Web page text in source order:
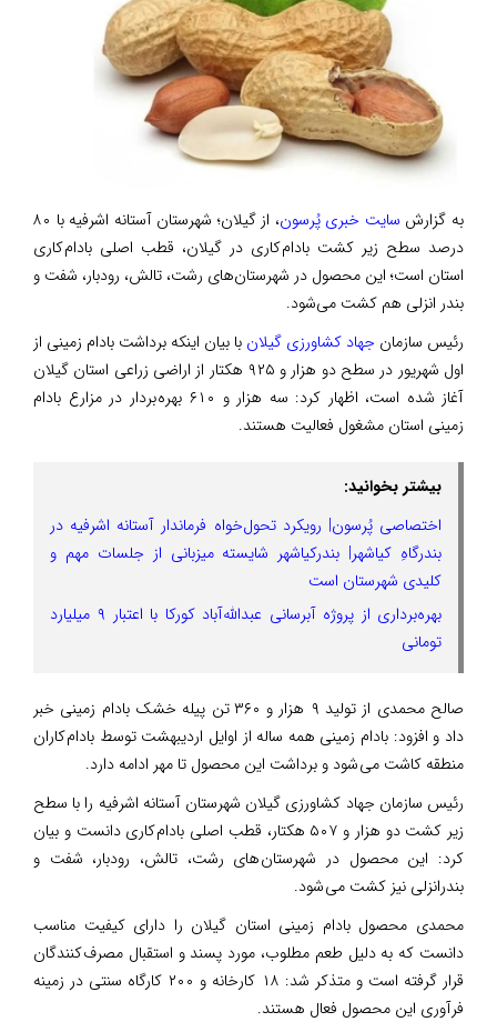
به گزارش سایت خبری پُرسون
، از گیلان؛ شهرستان آستانه اشرفیه با ۸۰
درصد سطح زیر کشت بادام کاری در گیلان، قطب اصلی بادام کاری
استان است؛ این محصول در شهرستان‌های رشت، تالش، رودبار، شفت و
بندر انزلی هم کشت می‌شود.
رئیس سازمان جهاد کشاورزی گیلان با بیان اینکه برداشت بادام زمینی از
اول شهریور در سطح دو هزار و ۹۲۵ هکتار از اراضی زراعی استان گیلان
آغاز شده است، اظهار کرد: سه هزار و ۶۱۰ بهره بردار در مزارع بادام
زمینی استان مشغول فعالیت هستند.
بیشتر بخوانید:
اختصاصی پُرسون| رویکرد تحول‌خواه فرماندار آستانه اشرفیه در
بندرگاهِ کیاشهر| بندرکیاشهر شایسته میزبانی از جلسات مهم و
کلیدی شهرستان است
بهره‌برداری از پروژه آبرسانی عبدالله‌آباد کورکا با اعتبار ۹ میلیارد
تومانی
صالح محمدی از تولید ۹ هزار و ۳۶۰ تن پیله خشک بادام زمینی خبر
داد و افزود: بادام زمینی همه ساله از اوایل اردیبهشت توسط بادام کاران
منطقه کاشت می شود و برداشت این محصول تا مهر ادامه دارد.
رئیس سازمان جهاد کشاورزی گیلان شهرستان آستانه اشرفیه را با سطح
زیر کشت دو هزار و ۵۰۷ هکتار، قطب اصلی بادام کاری دانست و بیان
کرد: این محصول در شهرستان های رشت، تالش، رودبار، شفت و
بندرانزلی نیز کشت می شود.
محمدی محصول بادام زمینی استان گیلان را دارای کیفیت مناسب
دانست که به دلیل طعم مطلوب، مورد پسند و استقبال مصرف کنندگان
قرار گرفته است و متذکر شد: ۱۸ کارخانه و ۲۰۰ کارگاه سنتی در زمینه
فرآوری این محصول فعال هستند.